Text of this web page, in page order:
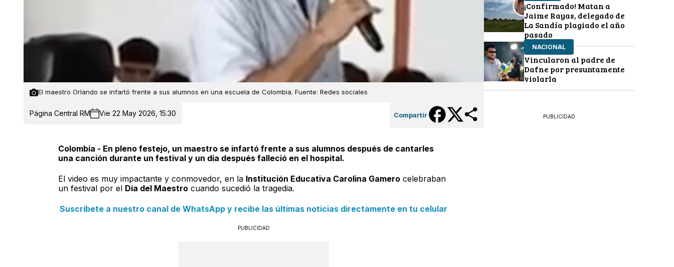
El maestro Orlando se infartó frente a sus alumnos en una escuela de Colombia. Fuente: Redes sociales
Página Central RM Vie 22 May 2026, 15:30 Compartir
Colombia - En pleno festejo, un maestro se infartó frente a sus alumnos después de cantarles
una canción durante un festival y un día después falleció en el hospital.
El video es muy impactante y conmovedor, en la Institución Educativa Carolina Gamerocelebraban
un festival por el Día del Maestrocuando sucedió la tragedia.
Suscríbete a nuestro canal de WhatsApp y recibe las últimas noticias directamente en tu celular
PUBLICIDAD
¡Confirmado! Matan a
Jaime Rayas, delegado de
La Sandía plagiado el año
pasado
NACIONAL
Vincularon al padre de
Dafne por presuntamente
violarla
PUBLICIDAD